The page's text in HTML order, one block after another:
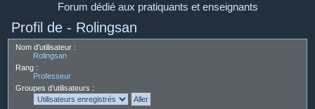
Forum dédié aux pratiquants et enseignants
Profil de - Rolingsan
Nom d’utilisateur :
Rolingsan
Rang :
Professeur
Groupes d’utilisateurs :